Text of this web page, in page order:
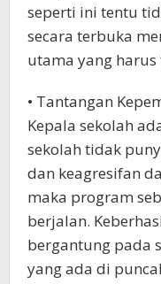
seperti ini tentu
secara terbuka
utama yang
• Tantangan
Kepala sekolah
sekolah tidak
dan keagresifan
maka program
berjalan.
bergantung pada
yang ada di